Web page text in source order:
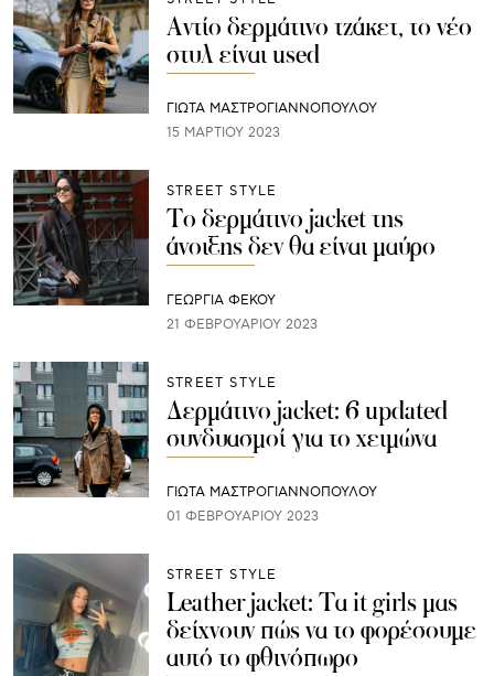
Αντίο δερμάτινο τζάκετ, το νέο
στυλ είναι used
ΓΙΩΤΑ ΜΑΣΤΡΟΓΙΑΝΝΟΠΟΥΛΟΥ
15 ΜΑΡΤΊΟΥ 2023
STREET STYLE
Το δερμάτινο jacket της
άνοιξης δεν θα είναι μαύρο
ΓΕΩΡΓΙΑ ΦΕΚΟΥ
21 ΦΕΒΡΟΥΑΡΊΟΥ 2023
STREET STYLE
Δερμάτινο jacket: 6 updated
συνδυασμοί για το χειμώνα
ΓΙΩΤΑ ΜΑΣΤΡΟΓΙΑΝΝΟΠΟΥΛΟΥ
01 ΦΕΒΡΟΥΑΡΊΟΥ 2023
STREET STYLE
Leather jacket: Τα it girls μας
δείχνουν πώς να το φορέσουμε
αυτό το φθινόπωρο